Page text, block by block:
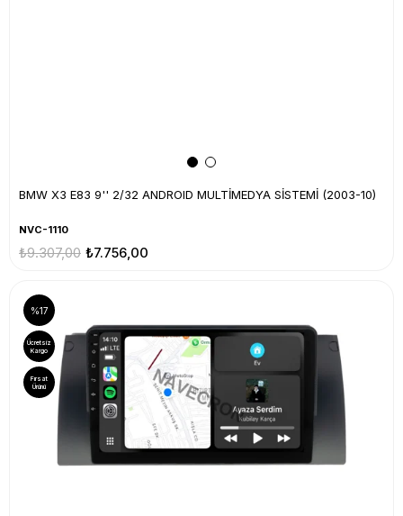
BMW X3 E83 9'' 2/32 ANDROID MULTİMEDYA SİSTEMİ (2003-10)
NVC-1110
₺7.756,00
₺9.307,00
%17
Ücretsiz
Kargo
Fırsat
Ürünü